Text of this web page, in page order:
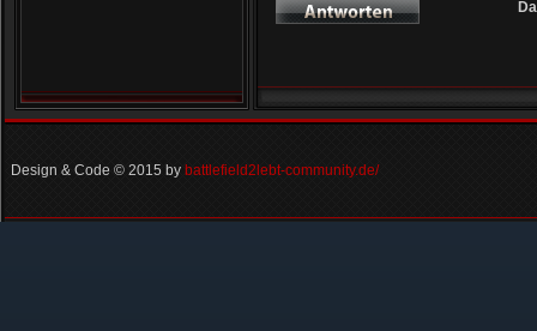
Design & Code © 2015 by battlefield2lebt-community.de/